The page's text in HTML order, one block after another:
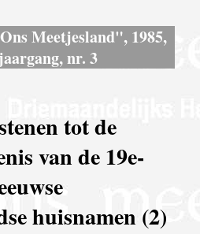
Meetjesland", 1985,
nr. 3
tot de
van de 19e-
huisnamen (2)